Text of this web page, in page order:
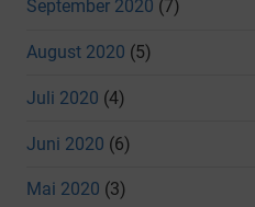
September 2020 (7)
August 2020 (5)
Juli 2020 (4)
Juni 2020 (6)
Mai 2020 (3)